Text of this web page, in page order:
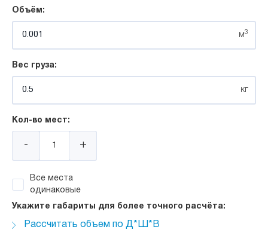
Укажите габариты для более точного расчёта:
Рассчитать объем по Д*Ш*В
Объём:
м3
Вес груза:
кг
Кол-во мест:
- +
Все места
одинаковые